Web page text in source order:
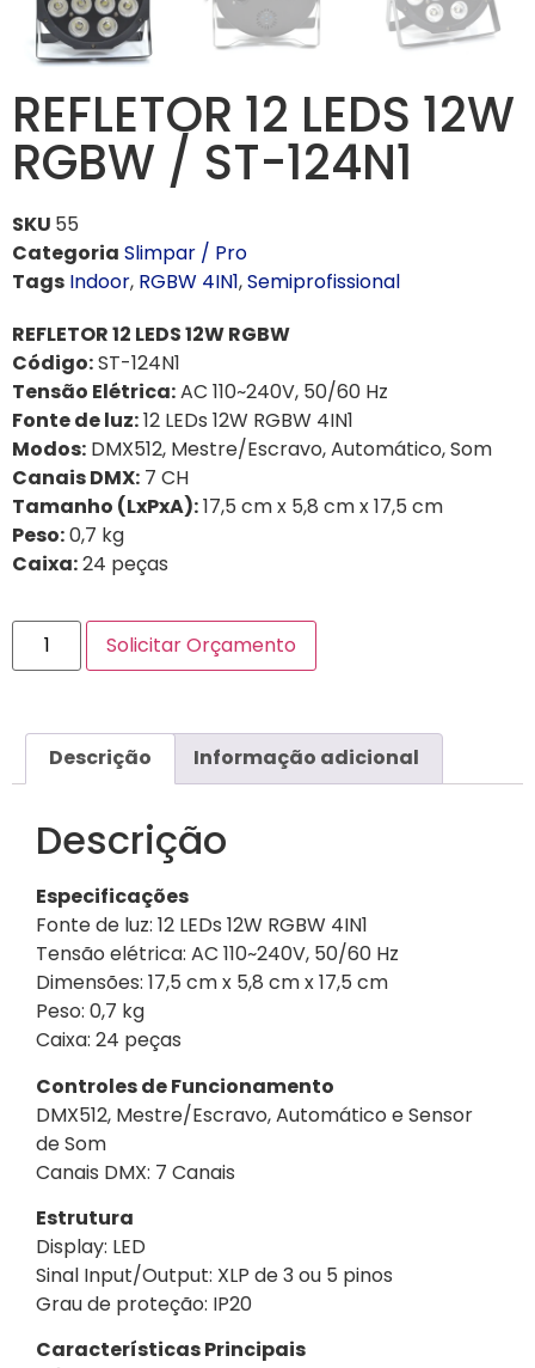
REFLETOR 12 LEDS 12W
RGBW / ST-124N1
SKU 55
Categoria Slimpar / Pro
Tags Indoor, RGBW 4IN1,Semiprofissional
REFLETOR 12 LEDS 12W RGBW
Código:ST-124N1
Tensão Elétrica:AC 110~240V, 50/60 Hz
Fonte de luz:12 LEDs 12W RGBW 4IN1
Modos: DMX512, Mestre/Escravo, Automático, Som
Canais DMX: 7 CH
Tamanho (LxPxA):17,5 cm x 5,8 cm x 17,5 cm
Peso:0,7 kg
Caixa:24 peças
Solicitar Orçamento
Descrição Informação adicional
Descrição
Especificações
Fonte de luz: 12 LEDs 12W RGBW 4IN1
Tensão elétrica: AC 110~240V, 50/60 Hz
Dimensões: 17,5 cm x 5,8 cm x 17,5 cm
Peso: 0,7 kg
Caixa: 24 peças
Controles de Funcionamento
DMX512, Mestre/Escravo, Automático e Sensor
de Som
Canais DMX: 7 Canais
Estrutura
Display: LED
Sinal Input/Output: XLP de 3 ou 5 pinos
Grau de proteção: IP20
Características Principais